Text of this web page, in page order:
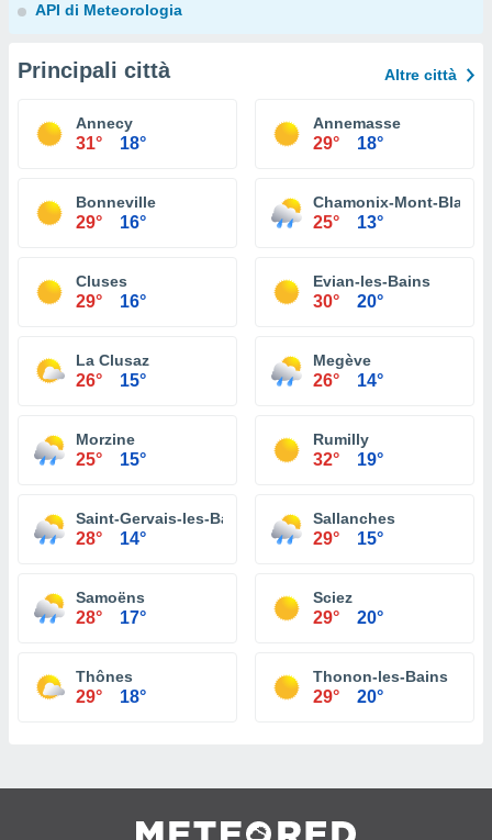
API di Meteorologia
Principali città Altre città
Annecy
31° 18°
Annemasse
29° 18°
Bonneville
29° 16°
Chamonix-Mont-Blanc
25° 13°
Cluses
29° 16°
Evian-les-Bains
30° 20°
La Clusaz
26° 15°
Megève
26° 14°
Morzine
25° 15°
Rumilly
32° 19°
Saint-Gervais-les-Bains
28° 14°
Sallanches
29° 15°
Samoëns
28° 17°
Sciez
29° 20°
Thônes
29° 18°
Thonon-les-Bains
29° 20°